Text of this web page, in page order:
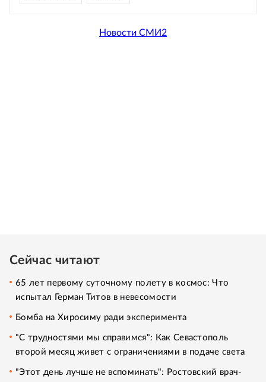
Новости СМИ2
Сейчас читают
65 лет первому суточному полету в космос: Что
испытал Герман Титов в невесомости
Бомба на Хиросиму ради эксперимента
"С трудностями мы справимся": Как Севастополь
второй месяц живет с ограничениями в подаче света
"Этот день лучше не вспоминать": Ростовский врач-